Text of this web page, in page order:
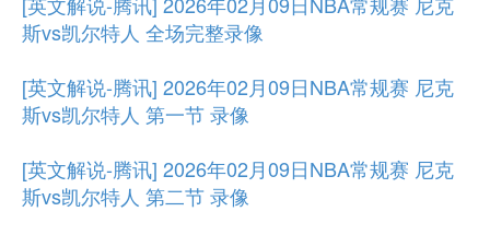
斯vs凯尔特人 全场完整录像
[英文解说-腾讯] 2026年02月09日NBA常规赛 尼克
斯vs凯尔特人 第一节 录像
[英文解说-腾讯] 2026年02月09日NBA常规赛 尼克
斯vs凯尔特人 第二节 录像